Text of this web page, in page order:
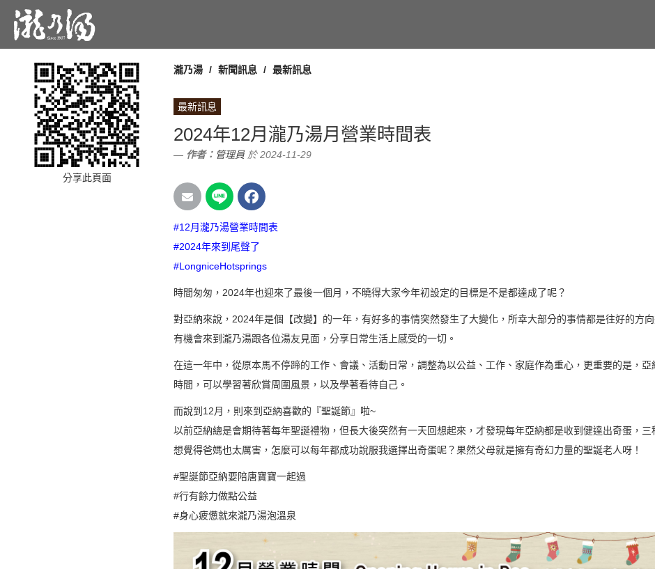
瀧乃湯 新聞訊息 最新訊息
最新訊息
2024年12月瀧乃湯月營業時間表
作者： 管理員 於 2024-11-29
#12月瀧乃湯營業時間表
#2024年來到尾聲了
#LongniceHotsprings
時間匆匆，2024年也迎來了最後一個月，不曉得大家今年初設定的目標是不是都達成了呢？
對亞納來說，2024年是個【改變】的一年，有好多的事情突然發生了大變化，所幸大部分的事情都是往好的方
有機會來到瀧乃湯跟各位湯友見面，分享日常生活上感受的一切。
在這一年中，從原本馬不停蹄的工作、會議、活動日常，調整為以公益、工作、家庭作為重心，更重要的是，
時間，可以學習著欣賞周圍風景，以及學著看待自己。
而說到12月，則來到亞納喜歡的『聖誕節』啦~
以前亞納總是會期待著每年聖誕禮物，但長大後突然有一天回想起來，才發現每年亞納都是收到健達出奇蛋，
想覺得爸媽也太厲害，怎麼可以每年都成功說服我選擇出奇蛋呢？果然父母就是擁有奇幻力量的聖誕老人呀！
#聖誕節亞納要陪唐寶寶一起過
#行有餘力做點公益
#身心疲憊就來瀧乃湯泡溫泉
分享此頁面